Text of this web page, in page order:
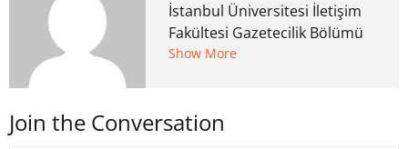
İstanbul Üniversitesi İletişim
Fakültesi Gazetecilik Bölümü
mezunu. 6 yıl ana akım
kurdu. 2017'nin Mayıs ayından
Show More
Join the Conversation